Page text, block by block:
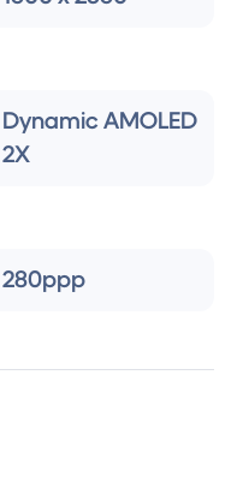
Dynamic AMOLED
2X
280ppp